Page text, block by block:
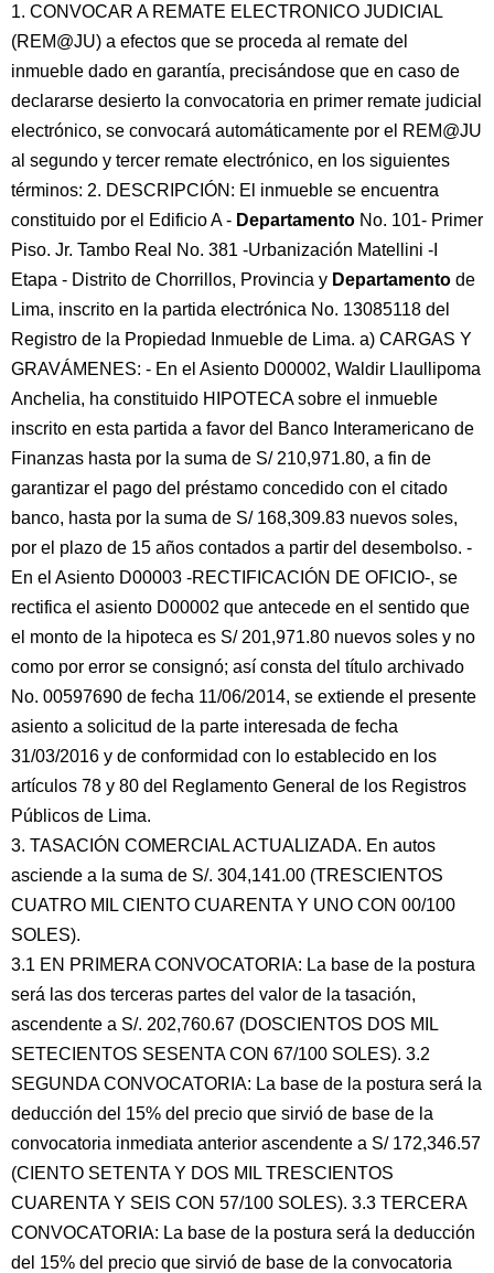
1. CONVOCAR A REMATE ELECTRONICO JUDICIAL
(REM@JU) a efectos que se proceda al remate del
inmueble dado en garantía, precisándose que en caso de
declararse desierto la convocatoria en primer remate judicial
electrónico, se convocará automáticamente por el REM@JU
al segundo y tercer remate electrónico, en los siguientes
términos: 2. DESCRIPCIÓN: El inmueble se encuentra
constituido por el Edificio A - Departamento No. 101- Primer
Piso. Jr. Tambo Real No. 381 -Urbanización Matellini -I
Etapa - Distrito de Chorrillos, Provincia y Departamento de
Lima, inscrito en la partida electrónica No. 13085118 del
Registro de la Propiedad Inmueble de Lima. a) CARGAS Y
GRAVÁMENES: - En el Asiento D00002, Waldir Llaullipoma
Anchelia, ha constituido HIPOTECA sobre el inmueble
inscrito en esta partida a favor del Banco Interamericano de
Finanzas hasta por la suma de S/ 210,971.80, a fin de
garantizar el pago del préstamo concedido con el citado
banco, hasta por la suma de S/ 168,309.83 nuevos soles,
por el plazo de 15 años contados a partir del desembolso. -
En el Asiento D00003 -RECTIFICACIÓN DE OFICIO-, se
rectifica el asiento D00002 que antecede en el sentido que
el monto de la hipoteca es S/ 201,971.80 nuevos soles y no
como por error se consignó; así consta del título archivado
No. 00597690 de fecha 11/06/2014, se extiende el presente
asiento a solicitud de la parte interesada de fecha
31/03/2016 y de conformidad con lo establecido en los
artículos 78 y 80 del Reglamento General de los Registros
Públicos de Lima.
3. TASACIÓN COMERCIAL ACTUALIZADA. En autos
asciende a la suma de S/. 304,141.00 (TRESCIENTOS
CUATRO MIL CIENTO CUARENTA Y UNO CON 00/100
SOLES).
3.1 EN PRIMERA CONVOCATORIA: La base de la postura
será las dos terceras partes del valor de la tasación,
ascendente a S/. 202,760.67 (DOSCIENTOS DOS MIL
SETECIENTOS SESENTA CON 67/100 SOLES). 3.2
SEGUNDA CONVOCATORIA: La base de la postura será la
deducción del 15% del precio que sirvió de base de la
convocatoria inmediata anterior ascendente a S/ 172,346.57
(CIENTO SETENTA Y DOS MIL TRESCIENTOS
CUARENTA Y SEIS CON 57/100 SOLES). 3.3 TERCERA
CONVOCATORIA: La base de la postura será la deducción
del 15% del precio que sirvió de base de la convocatoria